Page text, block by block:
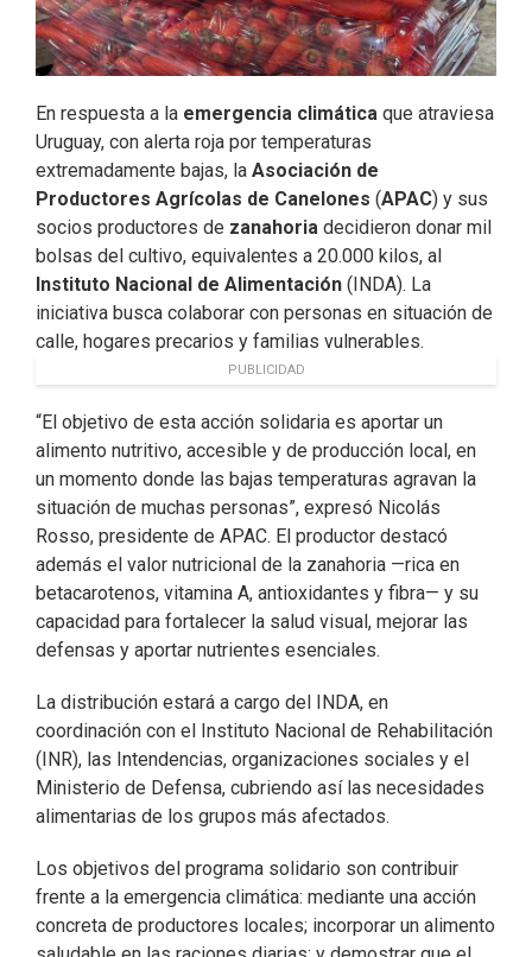
En respuesta a la emergencia climática que atraviesa
Uruguay, con alerta roja por temperaturas
extremadamente bajas, la Asociación de
Productores Agrícolas de Canelones (APAC) y sus
socios productores de zanahoria decidieron donar mil
bolsas del cultivo, equivalentes a 20.000 kilos, al
Instituto Nacional de Alimentación (INDA). La
iniciativa busca colaborar con personas en situación de
calle, hogares precarios y familias vulnerables.
PUBLICIDAD
“El objetivo de esta acción solidaria es aportar un
alimento nutritivo, accesible y de producción local, en
un momento donde las bajas temperaturas agravan la
situación de muchas personas”, expresó Nicolás
Rosso, presidente de APAC. El productor destacó
además el valor nutricional de la zanahoria —rica en
betacarotenos, vitamina A, antioxidantes y fibra— y su
capacidad para fortalecer la salud visual, mejorar las
defensas y aportar nutrientes esenciales.
La distribución estará a cargo del INDA, en
coordinación con el Instituto Nacional de Rehabilitación
(INR), las Intendencias, organizaciones sociales y el
Ministerio de Defensa, cubriendo así las necesidades
alimentarias de los grupos más afectados.
Los objetivos del programa solidario son contribuir
frente a la emergencia climática: mediante una acción
concreta de productores locales; incorporar un alimento